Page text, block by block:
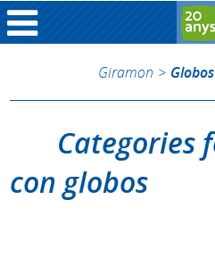
Giramon >
Categories
con globos